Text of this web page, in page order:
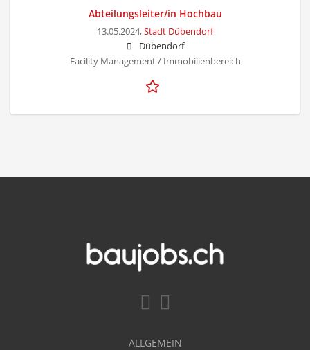
Abteilungsleiter/in Hochbau
13.05.2024,Stadt Dübendorf
Dübendorf
Facility Management / Immobilienbereich
ALLGEMEIN